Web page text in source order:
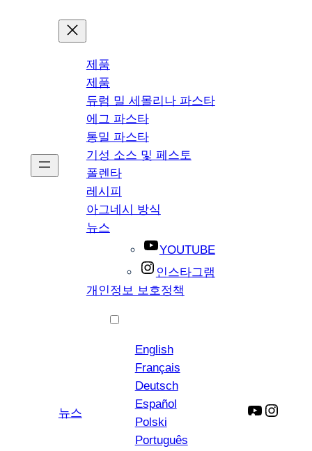
제품
제품
듀럼 밀 세몰리나 파스타
에그 파스타
통밀 파스타
기성 소스 및 페스토
폴렌타
레시피
아그네시 방식
뉴스
YOUTUBE
인스타그램
개인정보 보호정책
뉴스
English
Français
Deutsch
Español
Polski
Português
YouTube